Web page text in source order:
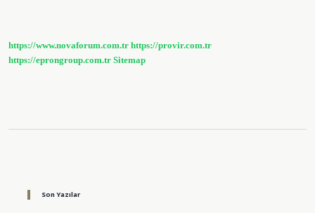
https://www.novaforum.com.tr https://provir.com.tr
https://eprongroup.com.tr Sitemap
Son Yazılar